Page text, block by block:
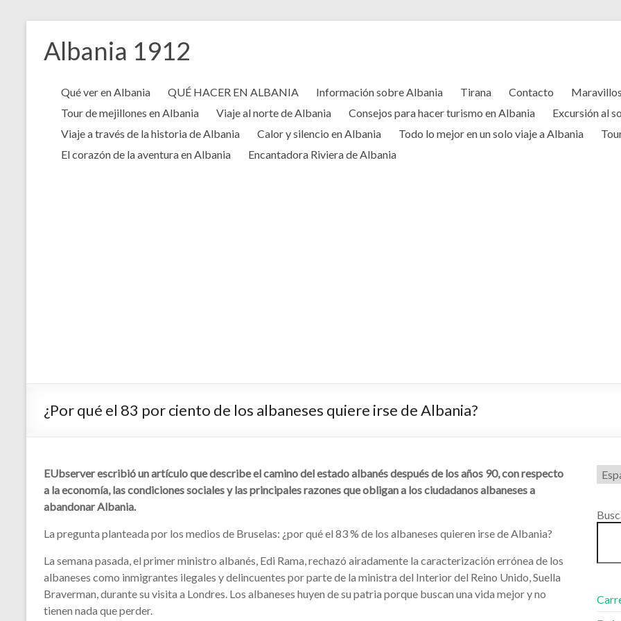
contenido
Albania 1912
Qué ver en Albania QUÉ HACER EN ALBANIA Información sobre Albania Tirana Contacto
Tour de mejillones en Albania
Viaje al norte de Albania Consejos para hacer turismo en Albania Excursión al
Viaje a través de la historia de Albania
Calor y silencio en Albania Todo lo mejor en un solo viaje a Albania
El corazón de la aventura en Albania
Encantadora Riviera de Albania
¿Por qué el 83 por ciento de los albaneses quiere irse de Albania?
EUbserver escribió un artículo que describe el camino del estado albanés después de los años 90, con respecto
a la economía, las condiciones sociales y las principales razones que obligan a los ciudadanos albaneses a
abandonar Albania.
La pregunta planteada por los medios de Bruselas: ¿por qué el 83 % de los albaneses quieren irse de Albania?
La semana pasada, el primer ministro albanés, Edi Rama, rechazó airadamente la caracterización errónea de los
albaneses como inmigrantes ilegales y delincuentes por parte de la ministra del Interior del Reino Unido, Suella
Braverman, durante su visita a Londres. Los albaneses huyen de su patria porque buscan una vida mejor y no
tienen nada que perder.
un